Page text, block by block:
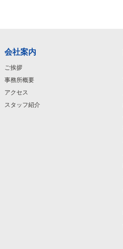
会社案内
ご挨拶
事務所概要
アクセス
スタッフ紹介